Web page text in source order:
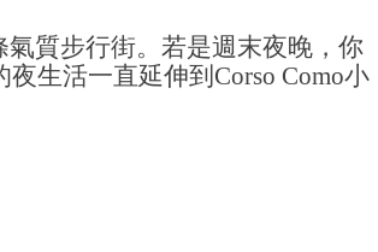
氣質步行街。若是週末夜晚，你
生活一直延伸到Corso Como小